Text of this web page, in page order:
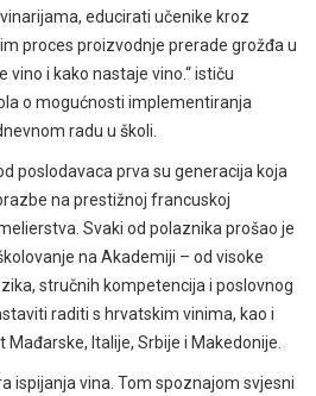
educirati učenike kroz
proces proizvodnje prerade grožđa u
vino i kako nastaje vino.“ ističu
o mogućnosti implementiranja
radu u školi.
poslodavaca prva su generacija koja
na prestižnoj francuskoj
Svaki od polaznika prošao je
na Akademiji – od visoke
stručnih kompetencija i poslovnog
raditi s hrvatskim vinima, kao i
Italije, Srbije i Makedonije.
ispijanja vina. Tom spoznajom svjesni